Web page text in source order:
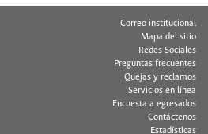
Correo institucional
Mapa del sitio
Redes Sociales
Preguntas frecuentes
Quejas y reclamos
Servicios en línea
Encuesta a egresados
Contáctenos
Estadísticas